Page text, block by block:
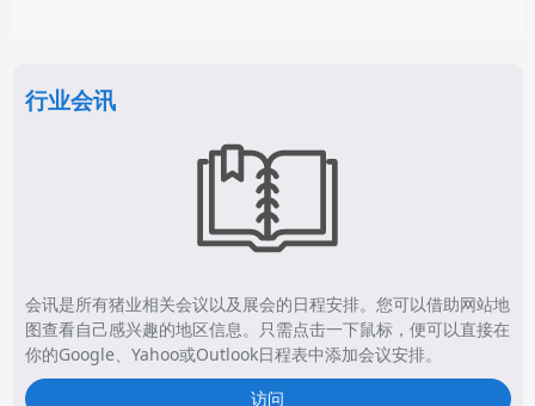
行业会讯
会讯是所有猪业相关会议以及展会的日程安排。您可以借助网站地
图查看自己感兴趣的地区信息。只需点击一下鼠标，便可以直接在
你的Google、Yahoo或Outlook日程表中添加会议安排。
访问